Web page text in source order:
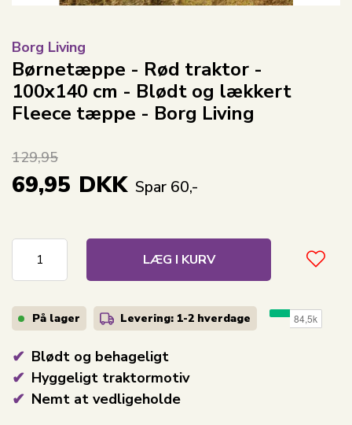
Borg Living
Børnetæppe - Rød traktor -
100x140 cm - Blødt og lækkert
Fleece tæppe - Borg Living
Blødt og behageligt
Hyggeligt traktormotiv
Nemt at vedligeholde
129,95
69,95 DKK Spar 60,-
LÆG I KURV
På lager Levering: 1-2 hverdage